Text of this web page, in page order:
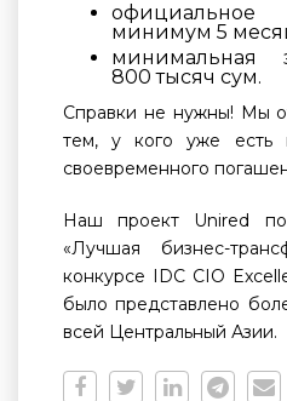
официальное
минимум 5
минимальная
800 тысяч сум.
Справки не нужны! Мы
тем, у кого уже есть
своевременного
Наш проект Unired
«Лучшая бизнес-
конкурсе IDC CIO
было представлено
всей Центральный Азии.